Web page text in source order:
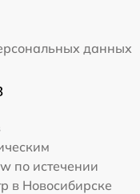
данных
по истечении
в Новосибирске